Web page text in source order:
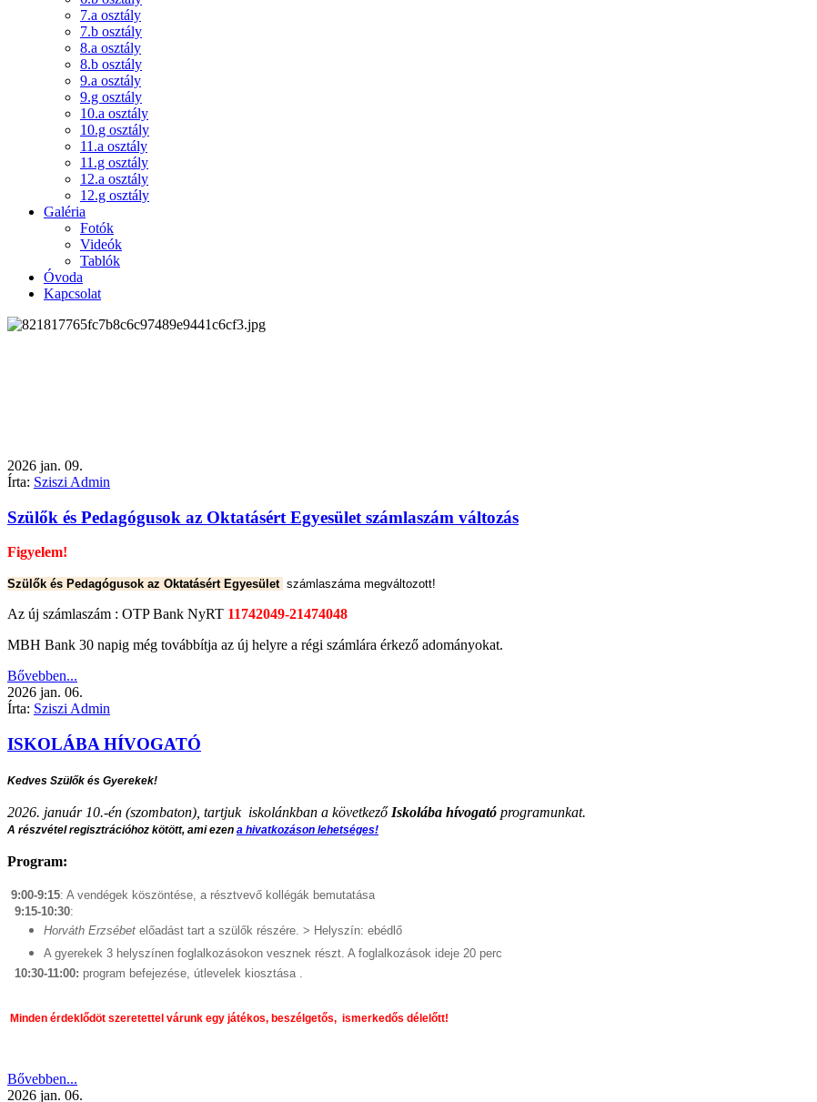
7.a osztály
7.b osztály
8.a osztály
8.b osztály
9.a osztály
9.g osztály
10.a osztály
10.g osztály
11.a osztály
11.g osztály
12.a osztály
12.g osztály
Galéria
Fotók
Videók
Tablók
Óvoda
Kapcsolat
2026 jan. 09.
Írta: Sziszi Admin
Szülők és Pedagógusok az Oktatásért Egyesület számlaszám változás
Figyelem!
Szülők és Pedagógusok az Oktatásért Egyesület számlaszáma megváltozott!
Az új számlaszám : OTP Bank NyRT 11742049-21474048
MBH Bank 30 napig még továbbítja az új helyre a régi számlára érkező adományokat.
Bővebben...
2026 jan. 06.
Írta: Sziszi Admin
ISKOLÁBA HÍVOGATÓ
Kedves Szülők és Gyerekek!
2026. január 10.-én (szombaton), tartjuk iskolánkban a következőIskolába hívogató programunkat.
A részvétel regisztrációhoz kötött, ami ezen a hivatkozáson lehetséges!
Program:
9:00-9:15: A vendégek köszöntése, a résztvevő kollégák bemutatása
9:15-10:30:
Horváth Erzsébet előadást tart a szülők részére. > Helyszín: ebédlő
A gyerekek 3 helyszínen foglalkozásokon vesznek részt. A foglalkozások ideje 20 perc
10:30-11:00: program befejezése, útlevelek kiosztása .
Minden érdeklődöt szeretettel várunk egy játékos, beszélgetős,  ismerkedős délelőtt!
Bővebben...
2026 jan. 06.